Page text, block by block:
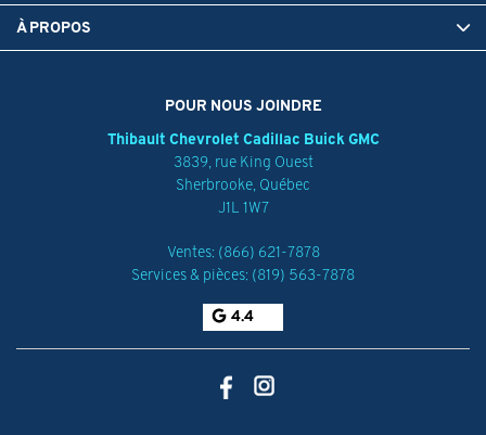
POUR NOUS JOINDRE
Thibault Chevrolet Cadillac Buick GMC
3839, rue King Ouest
Sherbrooke, Québec
J1L 1W7
Ventes: (866) 621-7878
Services & pièces: (819) 563-7878
4.4
À PROPOS